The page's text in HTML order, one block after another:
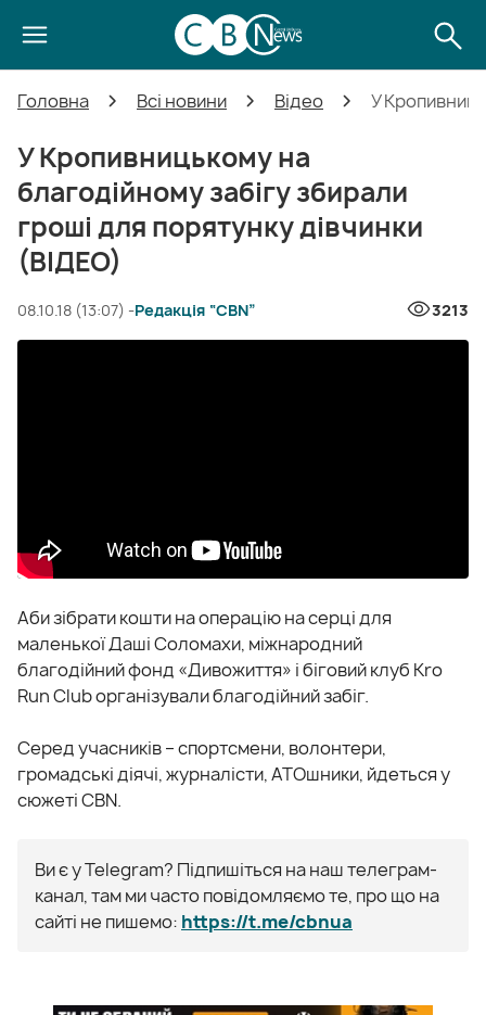
Головна Всі новини Відео У
У Кропивницькому на
благодійному забігу збирали
гроші для порятунку дівчинки
(ВІДЕО)
08.10.18 (13:07) -Редакція “CBN” 3213
Аби зібрати кошти на операцію на серці для
маленької Даші Соломахи, міжнародний
благодійний фонд «Дивожиття» і біговий клуб Kro
Run Club організували благодійний забіг.
Серед учасників – спортсмени, волонтери,
громадські діячі, журналісти, АТОшники, йдеться у
сюжеті CBN.
Ви є у Telegram? Підпишіться на наш телеграм-
канал, там ми часто повідомляємо те, про що на
сайті не пишемо: https://t.me/cbnua